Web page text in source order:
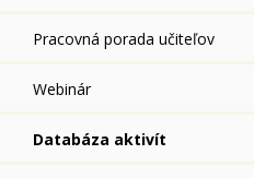
Pracovná porada učiteľov
Webinár
Databáza aktivít